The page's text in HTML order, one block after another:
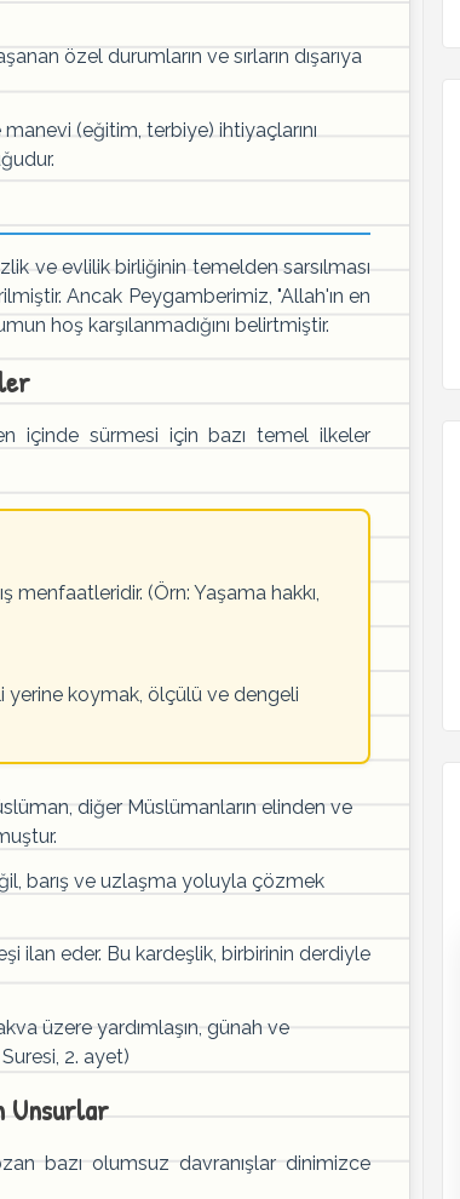
özel durumların ve sırların dışarıya
(eğitim, terbiye) ihtiyaçlarını
ve evlilik birliğinin temelden sarsılması
Ancak Peygamberimiz, "Allah'ın en
hoş karşılanmadığını belirtmiştir.
içinde sürmesi için bazı temel ilkeler
menfaatleridir. (Örn: Yaşama hakkı,
yerine koymak, ölçülü ve dengeli
diğer Müslümanların elinden ve
barış ve uzlaşma yoluyla çözmek
ilan eder. Bu kardeşlik, birbirinin derdiyle
üzere yardımlaşın, günah ve
2. ayet)
Unsurlar
bazı olumsuz davranışlar dinimizce